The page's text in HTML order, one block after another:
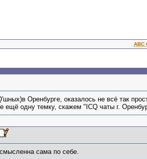
ABC
Оренбурге, оказалось не всё так
одну темку, скажем "ICQ чаты г.
сама по себе.